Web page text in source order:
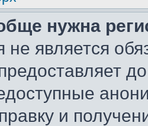
нужна
не является
и